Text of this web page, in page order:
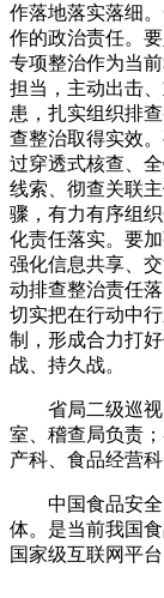
作落地落实落细
作的政治责任。
专项整治作为当
担当，主动出击
患，扎实组织排
查整治取得实效
过穿透式核查、
线索、彻查关联
骤，有力有序组
化责任落实。要
强化信息共享、
动排查整治责任
切实把在行动中
制，形成合力打
战、持久战。
省局二级巡视
室、稽查局负责
产科、食品经营
中国食品安全
体。是当前我国
国家级互联网平台